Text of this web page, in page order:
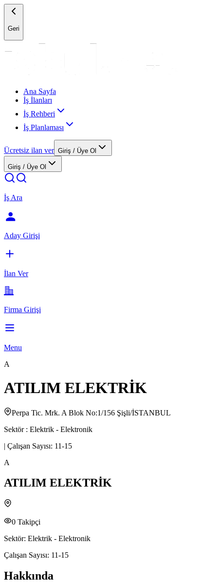
Geri
Ana Sayfa
İş İlanları
İş Rehberi
İş Planlaması
Ücretsiz ilan ver Giriş / Üye Ol
Giriş / Üye Ol
İş Ara
Aday Girişi
İlan Ver
Firma Girişi
Menu
A
ATILIM ELEKTRİK
Perpa Tic. Mrk. A Blok No:1/156 Şişli/İSTANBUL
Sektör : Elektrik - Elektronik
| Çalışan Sayısı: 11-15
A
ATILIM ELEKTRİK
0 Takipçi
Sektör: Elektrik - Elektronik
Çalışan Sayısı: 11-15
Hakkında